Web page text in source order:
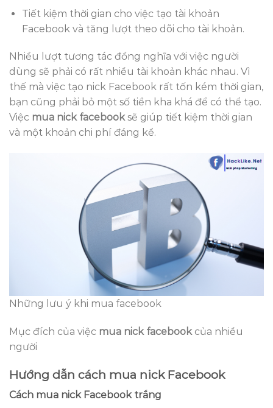
Tiết kiệm thời gian cho việc tạo tài khoản
Facebook và tăng lượt theo dõi cho tài khoản.
Nhiều lượt tương tác đồng nghĩa với việc người
dùng sẽ phải có rất nhiều tài khoản khác nhau. Vì
thế mà việc tạo nick Facebook rất tốn kém thời gian,
bạn cũng phải bỏ một số tiền kha khá để có thể tạo.
Việc mua nick facebooksẽ giúp tiết kiệm thời gian
và một khoản chi phí đáng kể.
Những lưu ý khi mua facebook
Mục đích của việc mua nick facebookcủa nhiều
người
Hướng dẫn cách mua nick Facebook
Cách mua nick Facebook trắng